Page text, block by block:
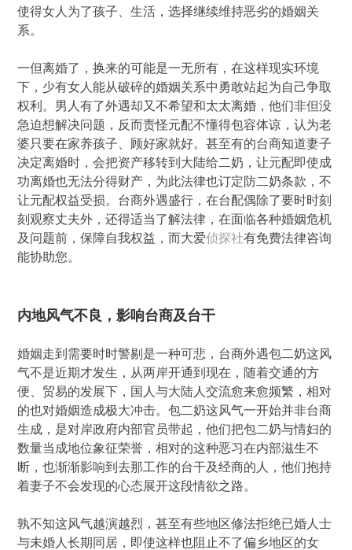
使得女人为了孩子、生活，选择继续维持恶劣的婚姻关
系。
一但离婚了，换来的可能是一无所有，在这样现实环境
下，少有女人能从破碎的婚姻关系中勇敢站起为自己争取
权利。男人有了外遇却又不希望和太太离婚，他们非但没
急迫想解决问题，反而责怪元配不懂得包容体谅，认为老
婆只要在家养孩子、顾好家就好。甚至有的台商知道妻子
决定离婚时，会把资产移转到大陆给二奶，让元配即使成
功离婚也无法分得财产，为此法律也订定防二奶条款，不
让元配权益受损。台商外遇盛行，在台配偶除了要时时刻
刻观察丈夫外，还得适当了解法律，在面临各种婚姻危机
及问题前，保障自我权益，而大爱侦探社有免费法律咨询
能协助您。
内地风气不良，影响台商及台干
婚姻走到需要时时警剔是一种可悲，台商外遇包二奶这风
气不是近期才发生，从两岸开通到现在，随着交通的方
便、贸易的发展下，国人与大陆人交流愈来愈频繁，相对
的也对婚姻造成极大冲击。包二奶这风气一开始并非台商
生成，是对岸政府内部官员带起，他们把包二奶与情妇的
数量当成地位象征荣誉，相对的这种恶习在内部滋生不
断，也渐渐影响到去那工作的台干及经商的人，他们抱持
着妻子不会发现的心态展开这段情欲之路。
孰不知这风气越演越烈，甚至有些地区修法拒绝已婚人士
与未婚人长期同居，即使这样也阻止不了偏乡地区的女